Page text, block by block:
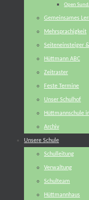
Open
Gemeinsames
Mehrsprachigkeit
Seiteneinsteiger
Hüttmann ABC
Zeitraster
Feste Termine
Unser Schulhof
Hüttmannschule
Archiv
Unsere Schule
Schulleitung
Verwaltung
Schulteam
Hüttmannhaus